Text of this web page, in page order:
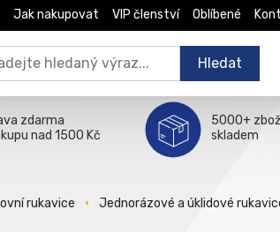
Jak nakupovat VIP členství Oblíbené
Hledat
zdarma
nad 1500 Kč
5000+
skladem
rukavice Jednorázové a úklidové